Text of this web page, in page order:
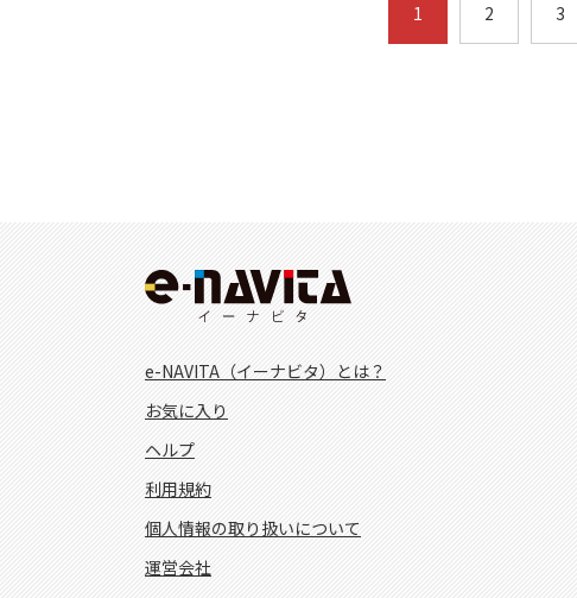
1 2 3
e-NAVITA（イーナビタ）とは？
お気に入り
ヘルプ
利用規約
個人情報の取り扱いについて
運営会社